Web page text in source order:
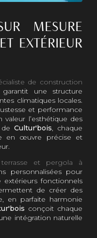
MESURE
EXTÉRIEUR
de construction
garantit une structure
climatiques locales.
et performance
l’esthétique des
Cultur'bois, chaque
en œuvre précise et
et pergola à
personnalisées pour
fonctionnels
de créer des
en parfaite harmonie
conçoit chaque
intégration naturelle